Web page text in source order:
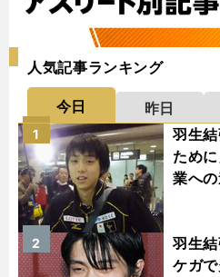
人気記事ランキング
今日 昨日
羽生
ため
業へ
1
羽生
ケガ
2